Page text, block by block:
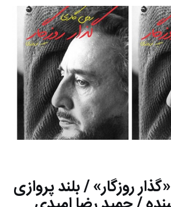
روزگار» / بلند پروازی